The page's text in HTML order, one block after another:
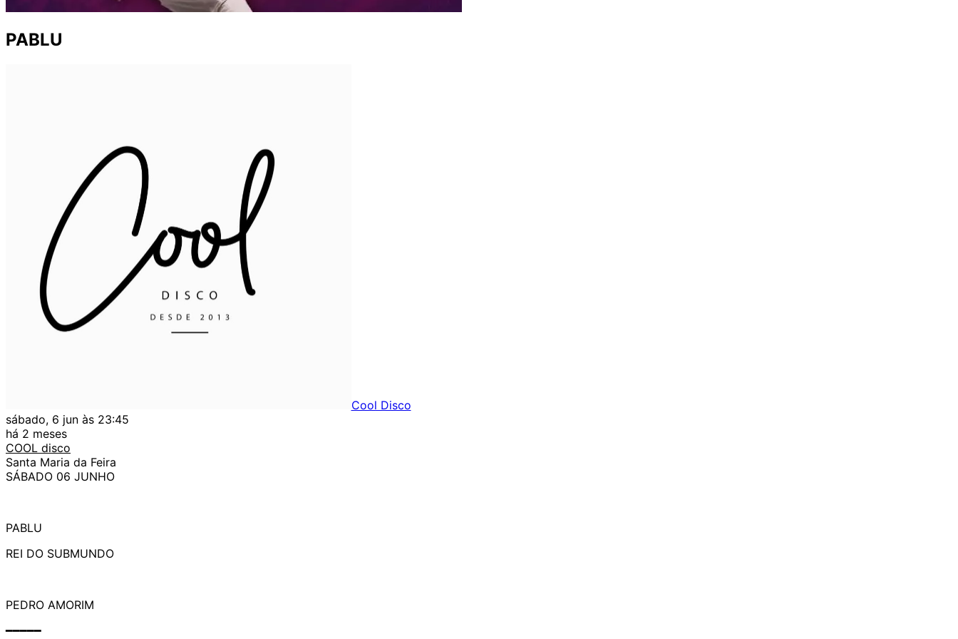
PABLU
Cool Disco
sábado, 6 jun às 23:45
há 2 meses
COOL disco
Santa Maria da Feira
SÁBADO 06 JUNHO
PABLU
REI DO SUBMUNDO
PEDRO AMORIM
━━━━━